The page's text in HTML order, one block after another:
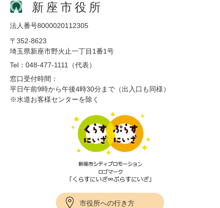
新座市役所
法人番号8000020112305
〒352-8623
埼玉県新座市野火止一丁目1番1号
Tel：048-477-1111（代表）
窓口受付時間：
平日午前9時から午後4時30分まで（出入口も同様）
※水道お客様センターを除く
市役所への行き方